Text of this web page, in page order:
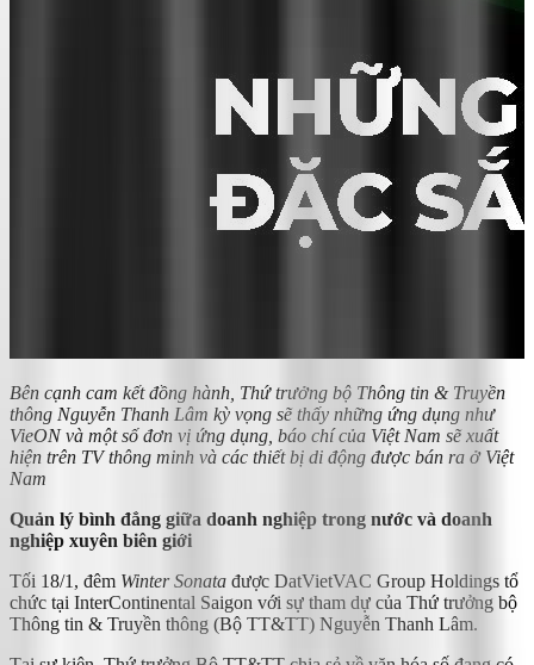
Bên cạnh cam kết đồng hành, Thứ trưởng bộ Thông tin & Truyền
thông Nguyễn Thanh Lâm kỳ vọng sẽ thấy những ứng dụng như
VieON và một số đơn vị ứng dụng, báo chí của Việt Nam sẽ xuất
hiện trên TV thông minh và các thiết bị di động được bán ra ở Việt
Nam
Quản lý bình đẳng giữa doanh nghiệp trong nước và doanh
nghiệp xuyên biên giới
Tối 18/1, đêm Winter Sonata được DatVietVAC Group Holdings tổ
chức tại InterContinental Saigon với sự tham dự của Thứ trưởng bộ
Thông tin & Truyền thông (Bộ TT&TT) Nguyễn Thanh Lâm.